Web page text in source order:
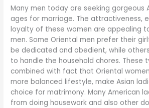
Many men today are seeking gorgeous
ages for marriage. The attractiveness,
loyalty of these women are appealing
men. Some Oriental men prefer their
be dedicated and obedient, while
to handle the household chores. These
combined with fact that Oriental
more balanced lifestyle, make Asian
choice for matrimony. Many American
from doing housework and also other